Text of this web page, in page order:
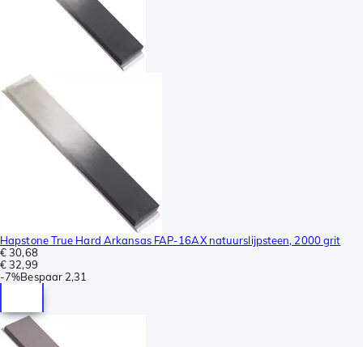
Hapstone True Hard Arkansas FAP-16AX natuurslijpsteen, 2000 grit
€ 30,68
€ 32,99
-7%Bespaar 2,31